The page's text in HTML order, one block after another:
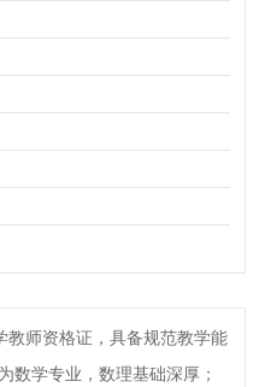
教师资格证，具备规范教学能
数学专业，数理基础深厚；